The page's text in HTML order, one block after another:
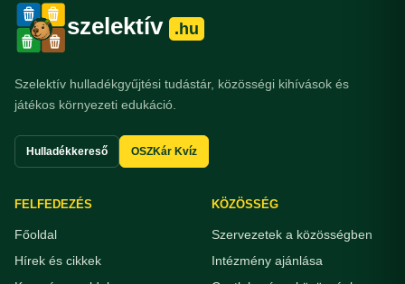
szelektív .hu
Szelektív hulladékgyűjtési tudástár, közösségi kihívások és
játékos környezeti edukáció.
Hulladékkereső OSZKár Kvíz
FELFEDEZÉS
Főoldal
Hírek és cikkek
KÖZÖSSÉG
Szervezetek a közösségben
Intézmény ajánlása